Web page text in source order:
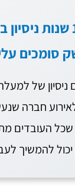
למעלה מ-17
סומכים
לאירוע חברה
העובדים
להמשיך